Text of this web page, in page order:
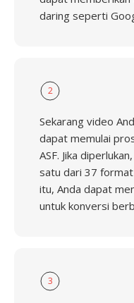
daring seperti
2
Sekarang video
dapat memulai
ASF. Jika
satu dari 37
itu, Anda dapat
untuk konversi
3